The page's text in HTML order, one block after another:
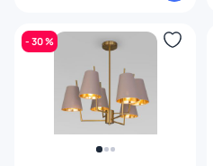
- 30 %